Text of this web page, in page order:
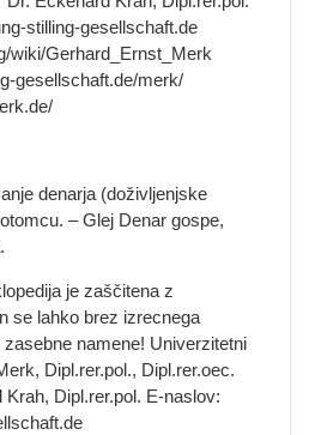
stilling-gesellschaft.de
wiki/Gerhard_Ernst_Merk
gesellschaft.de/merk/
denarja (doživljenjske
– Glej Denar gospe,
je zaščitena z
se lahko brez izrecnega
namene! Univerzitetni
Dipl.rer.pol., Dipl.rer.oec.
Dipl.rer.pol. E-naslov: